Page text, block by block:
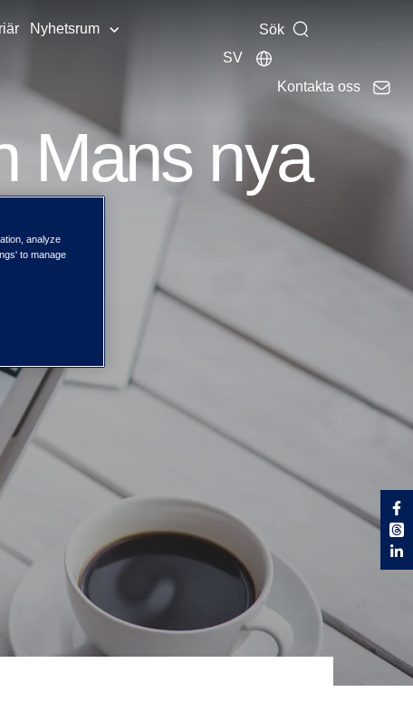
Nyhetsrum
Sök
SV
Kontakta oss
Mans nya
analyze
to manage